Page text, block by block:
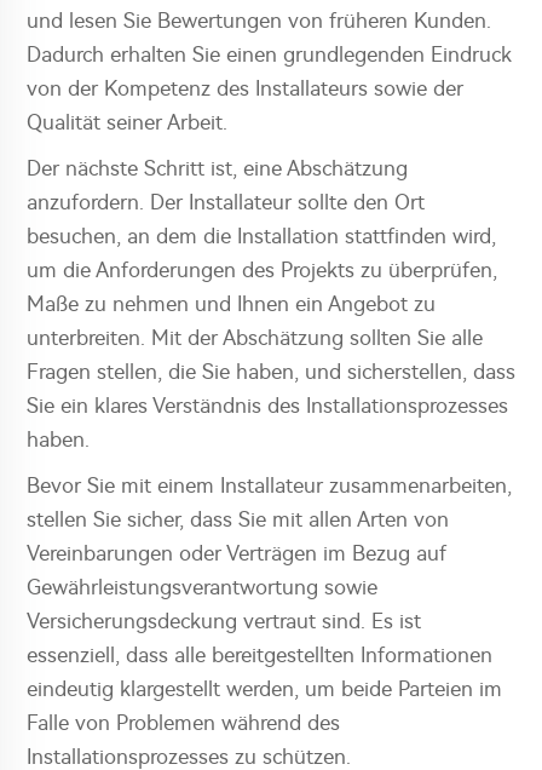
und lesen Sie Bewertungen von früheren Kunden.
Dadurch erhalten Sie einen grundlegenden Eindruck
von der Kompetenz des Installateurs sowie der
Qualität seiner Arbeit.
Der nächste Schritt ist, eine Abschätzung
anzufordern. Der Installateur sollte den Ort
besuchen, an dem die Installation stattfinden wird,
um die Anforderungen des Projekts zu überprüfen,
Maße zu nehmen und Ihnen ein Angebot zu
unterbreiten. Mit der Abschätzung sollten Sie alle
Fragen stellen, die Sie haben, und sicherstellen, dass
Sie ein klares Verständnis des Installationsprozesses
haben.
Bevor Sie mit einem Installateur zusammenarbeiten,
stellen Sie sicher, dass Sie mit allen Arten von
Vereinbarungen oder Verträgen im Bezug auf
Gewährleistungsverantwortung sowie
Versicherungsdeckung vertraut sind. Es ist
essenziell, dass alle bereitgestellten Informationen
eindeutig klargestellt werden, um beide Parteien im
Falle von Problemen während des
Installationsprozesses zu schützen.